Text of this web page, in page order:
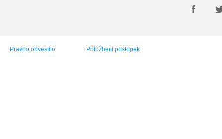
Pravno obvestilo Pritožbeni postopek